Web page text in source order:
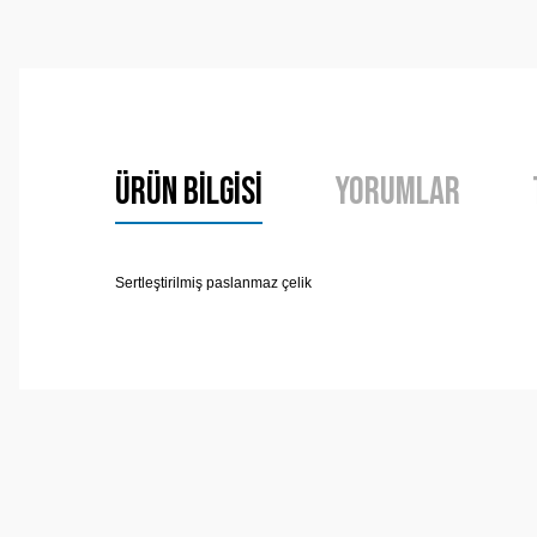
Ürün Bilgisi Yorumlar
Sertleştirilmiş paslanmaz çelik